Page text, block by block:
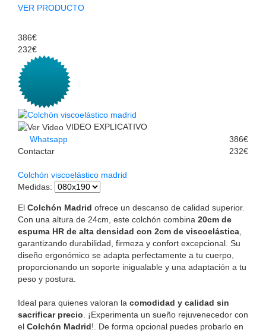
VER PRODUCTO
386€
232€
VIDEO EXPLICATIVO
Whatsapp
Contactar
386€
232€
Colchón viscoelástico madrid
Medidas:
El Colchón Madrid ofrece un descanso de calidad superior.
Con una altura de 24cm, este colchón combina 20cm de
espuma HR de alta densidad con 2cm de viscoelástica,
garantizando durabilidad, firmeza y confort excepcional. Su
diseño ergonómico se adapta perfectamente a tu cuerpo,
proporcionando un soporte inigualable y una adaptación a tu
peso y postura.
Ideal para quienes valoran la comodidad y calidad sin
sacrificar precio. ¡Experimenta un sueño rejuvenecedor con
el Colchón Madrid!. De forma opcional puedes probarlo en